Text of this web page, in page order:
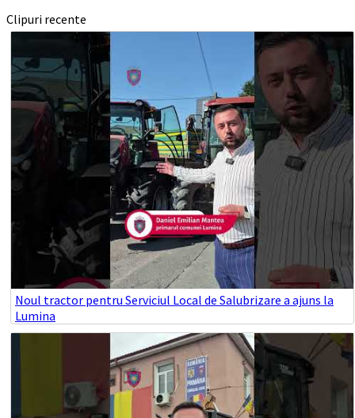
Clipuri recente
Noul tractor pentru Serviciul Local de Salubrizare a ajuns la
Lumina